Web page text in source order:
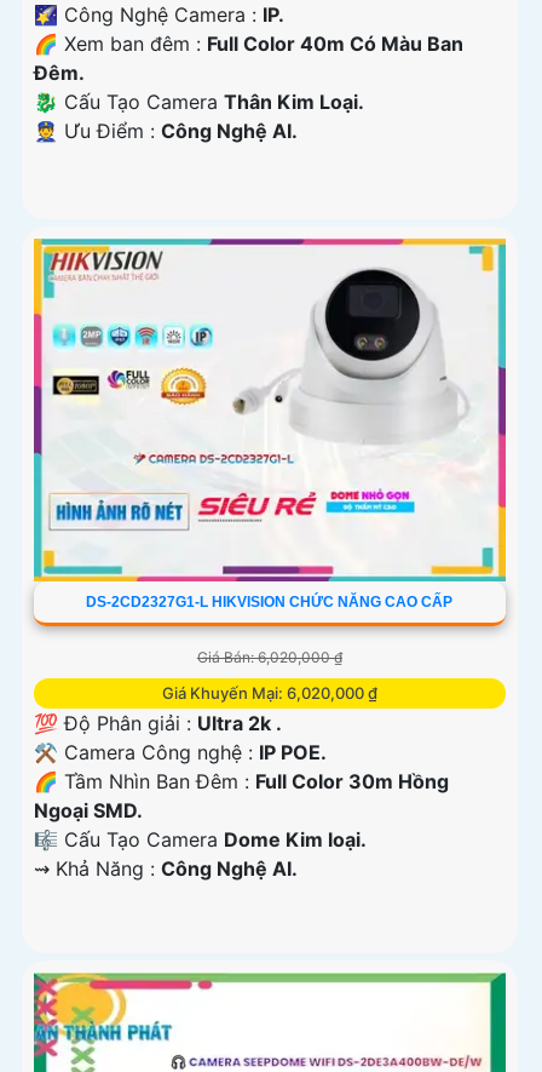
🌠 Công Nghệ Camera : IP.
🌈 Xem ban đêm : Full Color 40m Có Màu Ban
Đêm.
🐉️ Cấu Tạo Camera Thân Kim Loại.
️👮 Ưu Điểm : Công Nghệ AI.
DS-2CD2327G1-L HIKVISION CHỨC NĂNG CAO CẤP
Giá Bán: 6,020,000 ₫
Giá Khuyến Mại: 6,020,000 ₫
💯 Độ Phân giải : Ultra 2k .
⚒ Camera Công nghệ : IP POE.
🌈 Tầm Nhìn Ban Đêm : Full Color 30m Hồng
Ngoại SMD.
🎼️ Cấu Tạo Camera Dome Kim loại.
️⇝ Khả Năng : Công Nghệ AI.